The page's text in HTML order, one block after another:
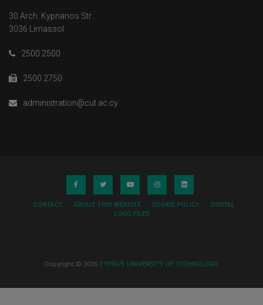
30 Arch. Kyprianos Str.
3036 Limassol
2500 2500
2500 2750
administration@cut.ac.cy
CONTACT ABOUT THIS WEBSITE COOKIE POLICY
DIGITAL
LOGO FILES
Copyright © 2026 CYPRUS UNIVERSITY OF TECHNOLOGY